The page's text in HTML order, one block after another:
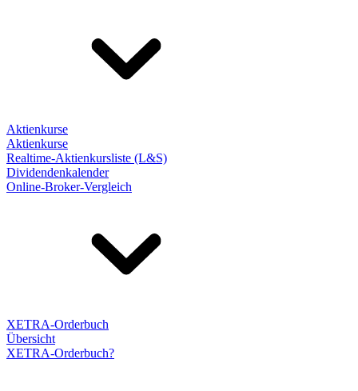
Aktienkurse
Aktienkurse
Realtime-Aktienkursliste (L&S)
Dividendenkalender
Online-Broker-Vergleich
XETRA-Orderbuch
Übersicht
XETRA-Orderbuch?